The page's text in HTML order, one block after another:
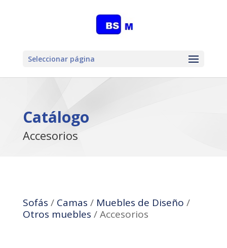
Seleccionar página
Catálogo
Accesorios
Sofás / Camas / Muebles de Diseño /
Otros muebles / Accesorios